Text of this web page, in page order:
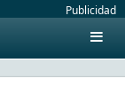
Publicidad